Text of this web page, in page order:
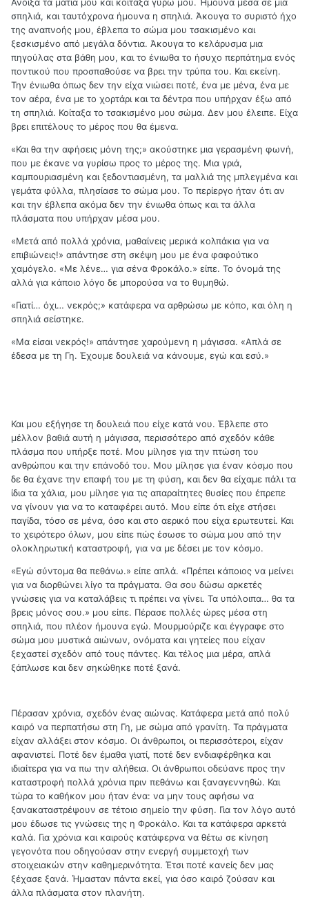
σπηλιά, και ταυτόχρονα ήμουνα η σπηλιά. Άκουγα το συριστό ήχο
της αναπνοής μου, έβλεπα το σώμα μου τσακισμένο και
ξεσκισμένο από μεγάλα δόντια. Άκουγα το κελάρυσμα μια
πηγούλας στα βάθη μου, και το ένιωθα το ήσυχο περπάτημα ενός
ποντικού που προσπαθούσε να βρει την τρύπα του. Και εκείνη.
Την ένιωθα όπως δεν την είχα νιώσει ποτέ, ένα με μένα, ένα με
τον αέρα, ένα με το χορτάρι και τα δέντρα που υπήρχαν έξω από
τη σπηλιά. Κοίταξα το τσακισμένο μου σώμα. Δεν μου έλειπε. Είχα
βρει επιτέλους το μέρος που θα έμενα.
«Και θα την αφήσεις μόνη της;» ακούστηκε μια γερασμένη φωνή,
που με έκανε να γυρίσω προς το μέρος της. Μια γριά,
καμπουριασμένη και ξεδοντιασμένη, τα μαλλιά της μπλεγμένα και
γεμάτα φύλλα, πλησίασε το σώμα μου. Το περίεργο ήταν ότι αν
και την έβλεπα ακόμα δεν την ένιωθα όπως και τα άλλα
πλάσματα που υπήρχαν μέσα μου.
«Μετά από πολλά χρόνια, μαθαίνεις μερικά κολπάκια για να
επιβιώνεις!» απάντησε στη σκέψη μου με ένα φαφούτικο
χαμόγελο. «Με λένε… για σένα Φροκάλο.» είπε. Το όνομά της
αλλά για κάποιο λόγο δε μπορούσα να το θυμηθώ.
«Γιατί… όχι… νεκρός;» κατάφερα να αρθρώσω με κόπο, και όλη η
σπηλιά σείστηκε.
«Μα είσαι νεκρός!» απάντησε χαρούμενη η μάγισσα. «Απλά σε
έδεσα με τη Γη. Έχουμε δουλειά να κάνουμε, εγώ και εσύ.»
Και μου εξήγησε τη δουλειά που είχε κατά νου. Έβλεπε στο
μέλλον βαθιά αυτή η μάγισσα, περισσότερο από σχεδόν κάθε
πλάσμα που υπήρξε ποτέ. Μου μίλησε για την πτώση του
ανθρώπου και την επάνοδό του. Μου μίλησε για έναν κόσμο που
δε θα έχανε την επαφή του με τη φύση, και δεν θα είχαμε πάλι τα
ίδια τα χάλια, μου μίλησε για τις απαραίτητες θυσίες που έπρεπε
να γίνουν για να το καταφέρει αυτό. Μου είπε ότι είχε στήσει
παγίδα, τόσο σε μένα, όσο και στο αερικό που είχα ερωτευτεί. Και
το χειρότερο όλων, μου είπε πώς έσωσε το σώμα μου από την
ολοκληρωτική καταστροφή, για να με δέσει με τον κόσμο.
«Εγώ σύντομα θα πεθάνω.» είπε απλά. «Πρέπει κάποιος να μείνει
για να διορθώνει λίγο τα πράγματα. Θα σου δώσω αρκετές
γνώσεις για να καταλάβεις τι πρέπει να γίνει. Τα υπόλοιπα… θα τα
βρεις μόνος σου.» μου είπε. Πέρασε πολλές ώρες μέσα στη
σπηλιά, που πλέον ήμουνα εγώ. Μουρμούριζε και έγγραφε στο
σώμα μου μυστικά αιώνων, ονόματα και γητείες που είχαν
ξεχαστεί σχεδόν από τους πάντες. Και τέλος μια μέρα, απλά
ξάπλωσε και δεν σηκώθηκε ποτέ ξανά.
Πέρασαν χρόνια, σχεδόν ένας αιώνας. Κατάφερα μετά από πολύ
καιρό να περπατήσω στη Γη, με σώμα από γρανίτη. Τα πράγματα
είχαν αλλάξει στον κόσμο. Οι άνθρωποι, οι περισσότεροι, είχαν
αφανιστεί. Ποτέ δεν έμαθα γιατί, ποτέ δεν ενδιαφέρθηκα και
ιδιαίτερα για να πω την αλήθεια. Οι άνθρωποι οδεύανε προς την
καταστροφή πολλά χρόνια πριν πεθάνω και ξαναγεννηθώ. Και
τώρα το καθήκον μου ήταν ένα: να μην τους αφήσω να
ξανακαταστρέψουν σε τέτοιο σημείο την φύση. Για τον λόγο αυτό
μου έδωσε τις γνώσεις της η Φροκάλο. Και τα κατάφερα αρκετά
καλά. Για χρόνια και καιρούς κατάφερνα να θέτω σε κίνηση
γεγονότα που οδηγούσαν στην ενεργή συμμετοχή των
στοιχειακών στην καθημερινότητα. Έτσι ποτέ κανείς δεν μας
ξέχασε ξανά. Ήμασταν πάντα εκεί, για όσο καιρό ζούσαν και
άλλα πλάσματα στον πλανήτη.